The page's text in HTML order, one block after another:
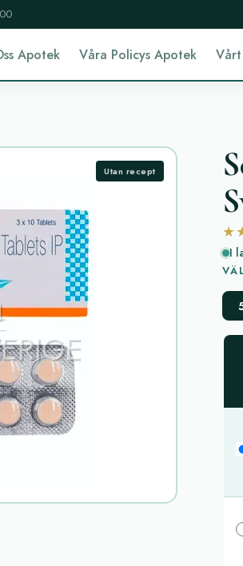
Apotek Våra Policys Apotek Vårt
Utan recept
I